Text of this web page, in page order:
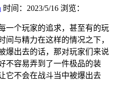
时间： 2023/5/16 浏览：
一个玩家的追求，甚至有的玩
间与精力在这样的情况之下，
爆出去的话，那对玩家们来说
不容易弄到了一件极品的装
它不会在战斗当中被爆出去